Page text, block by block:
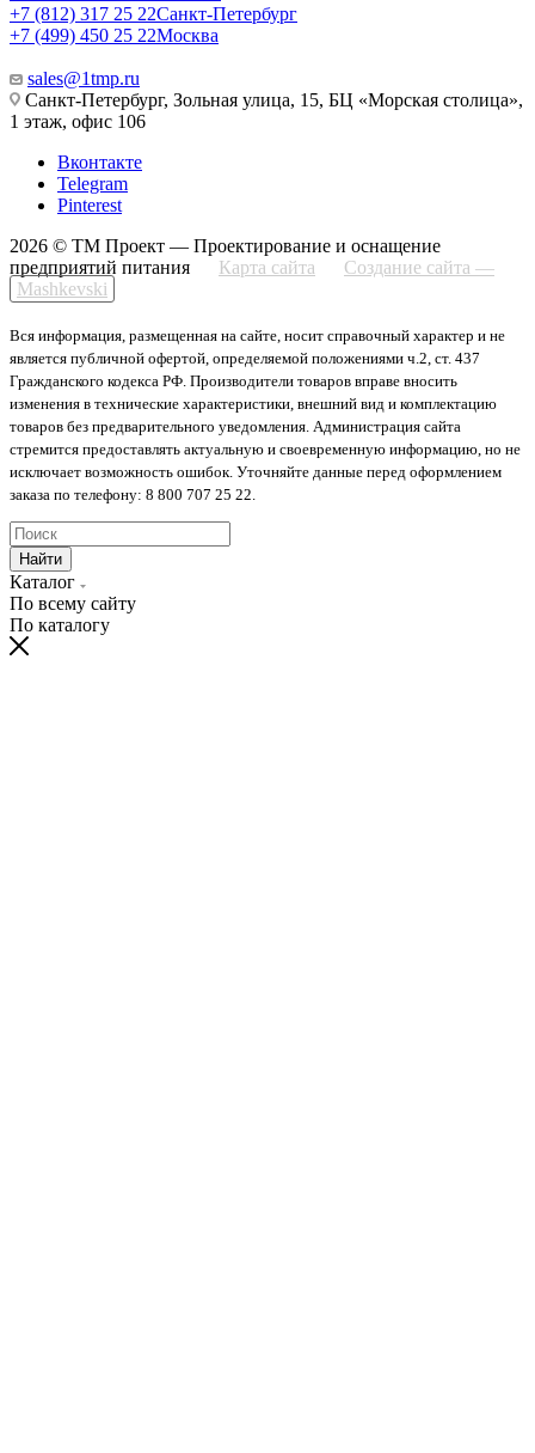
+7 (812) 317 25 22Санкт-Петербург
+7 (499) 450 25 22Москва
sales@1tmp.ru
Санкт-Петербург, Зольная улица, 15, БЦ «Морская столица»,
1 этаж, офис 106
Вконтакте
Telegram
Pinterest
2026 © ТМ Проект — Проектирование и оснащение
предприятий питания
Карта сайта
Создание сайта —
Mashkevski
Вся информация, размещенная на сайте, носит справочный характер и не
является публичной офертой, определяемой положениями ч.2, ст. 437
Гражданского кодекса РФ. Производители товаров вправе вносить
изменения в технические характеристики, внешний вид и комплектацию
товаров без предварительного уведомления. Администрация сайта
стремится предоставлять актуальную и своевременную информацию, но не
исключает возможность ошибок. Уточняйте данные перед оформлением
заказа по телефону: 8 800 707 25 22.
Найти
Каталог
По всему сайту
По каталогу